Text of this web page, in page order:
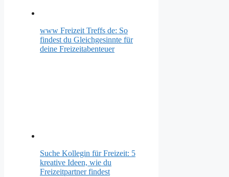
www Freizeit Treffs de: So
findest du Gleichgesinnte für
deine Freizeitabenteuer
Suche Kollegin für Freizeit: 5
kreative Ideen, wie du
Freizeitpartner findest